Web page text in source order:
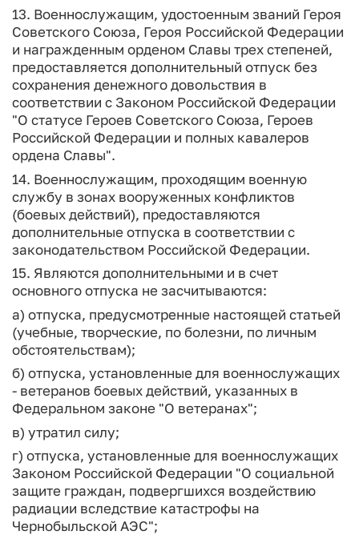
13. Военнослужащим, удостоенным званий Героя
Советского Союза, Героя Российской Федерации
и награжденным орденом Славы трех степеней,
предоставляется дополнительный отпуск без
сохранения денежного довольствия в
соответствии с Законом Российской Федерации
"О статусе Героев Советского Союза, Героев
Российской Федерации и полных кавалеров
ордена Славы".
14. Военнослужащим, проходящим военную
службу в зонах вооруженных конфликтов
(боевых действий), предоставляются
дополнительные отпуска в соответствии с
законодательством Российской Федерации.
15. Являются дополнительными и в счет
основного отпуска не засчитываются:
а) отпуска, предусмотренные настоящей статьей
(учебные, творческие, по болезни, по личным
обстоятельствам);
б) отпуска, установленные для военнослужащих
- ветеранов боевых действий, указанных в
Федеральном законе "О ветеранах";
в) утратил силу;
г) отпуска, установленные для военнослужащих
Законом Российской Федерации "О социальной
защите граждан, подвергшихся воздействию
радиации вследствие катастрофы на
Чернобыльской АЭС";